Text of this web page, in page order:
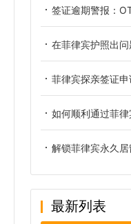
签证逾期警报：OTL离境令与
在菲律宾护照出问题？手
菲律宾探亲签证申请指南
如何顺利通过菲律宾海关
解锁菲律宾永久居留权
最新列表